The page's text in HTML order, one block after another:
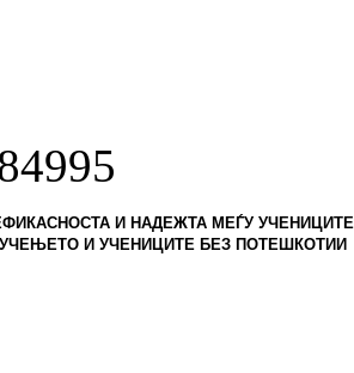
И НАДЕЖТА МЕЃУ УЧЕНИЦИТЕ
И УЧЕНИ­ЦИТЕ БЕЗ ПОТЕШКОТИИ